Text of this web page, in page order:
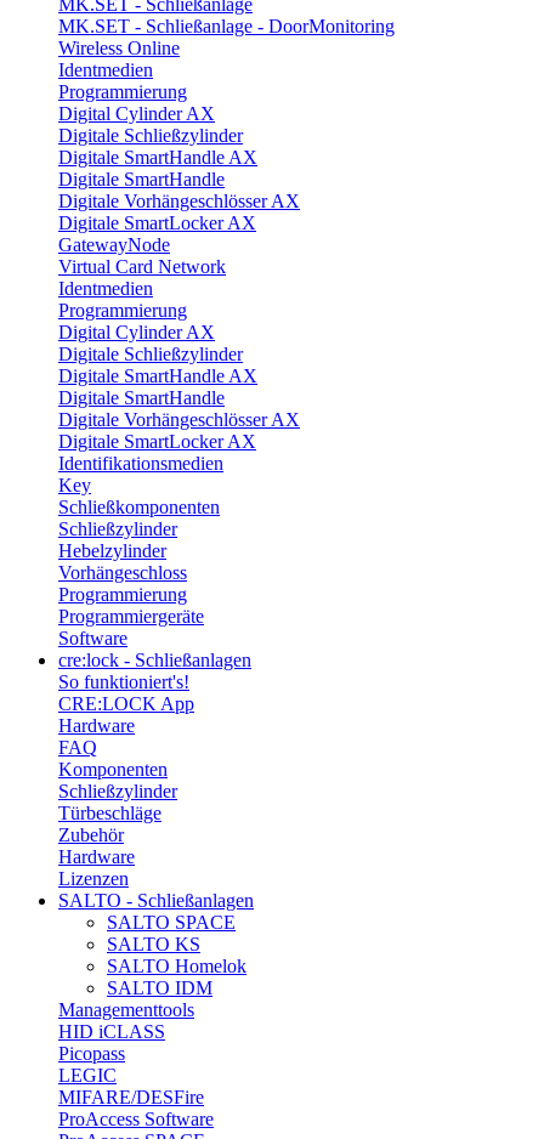
MK.SET - Schließanlage - DoorMonitoring
Wireless Online
Identmedien
Programmierung
Digital Cylinder AX
Digitale Schließzylinder
Digitale SmartHandle AX
Digitale SmartHandle
Digitale Vorhängeschlösser AX
Digitale SmartLocker AX
GatewayNode
Virtual Card Network
Identmedien
Programmierung
Digital Cylinder AX
Digitale Schließzylinder
Digitale SmartHandle AX
Digitale SmartHandle
Digitale Vorhängeschlösser AX
Digitale SmartLocker AX
Identifikationsmedien
Key
Schließkomponenten
Schließzylinder
Hebelzylinder
Vorhängeschloss
Programmierung
Programmiergeräte
Software
cre:lock - Schließanlagen
So funktioniert's!
CRE:LOCK App
Hardware
FAQ
Komponenten
Schließzylinder
Türbeschläge
Zubehör
Hardware
Lizenzen
SALTO - Schließanlagen
SALTO SPACE
SALTO KS
SALTO Homelok
SALTO IDM
Managementtools
HID iCLASS
Picopass
LEGIC
MIFARE/DESFire
ProAccess Software